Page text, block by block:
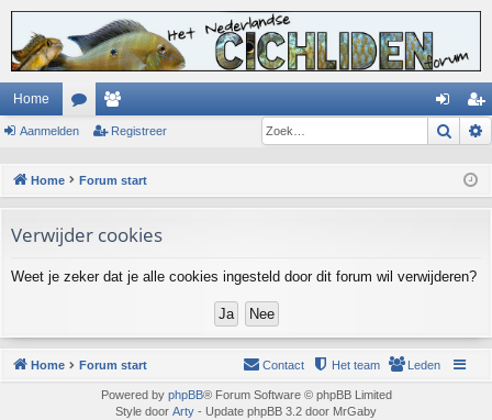
Home
or
m
s
ed an
el
eg
re
Aanmelden Registreer Zoek
Home Forum start
Verwijder cookies
Weet je zeker dat je alle cookies ingesteld door dit forum wil verwijderen?
Home Forum start Leden
Het team
Contact
Powered by phpBB® Forum Software © phpBB Limited
Style door Arty - Update phpBB 3.2 door MrGaby